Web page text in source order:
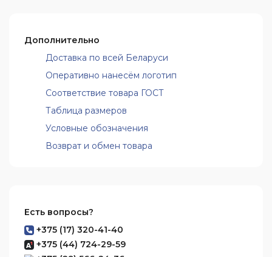
Дополнительно
Доставка по всей Беларуси
Оперативно нанесём логотип
Соответствие товара ГОСТ
Таблица размеров
Условные обозначения
Возврат и обмен товара
Есть вопросы?
+375 (17) 320-41-40
+375 (44) 724-29-59